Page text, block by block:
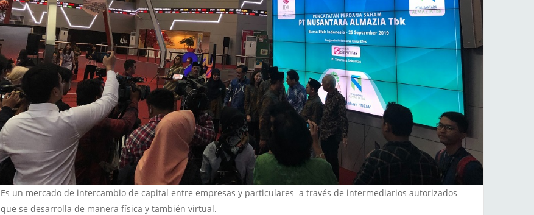
Es un mercado de intercambio de capital entre empresas y particulares a través de intermediarios autorizados
que se desarrolla de manera física y también virtual.